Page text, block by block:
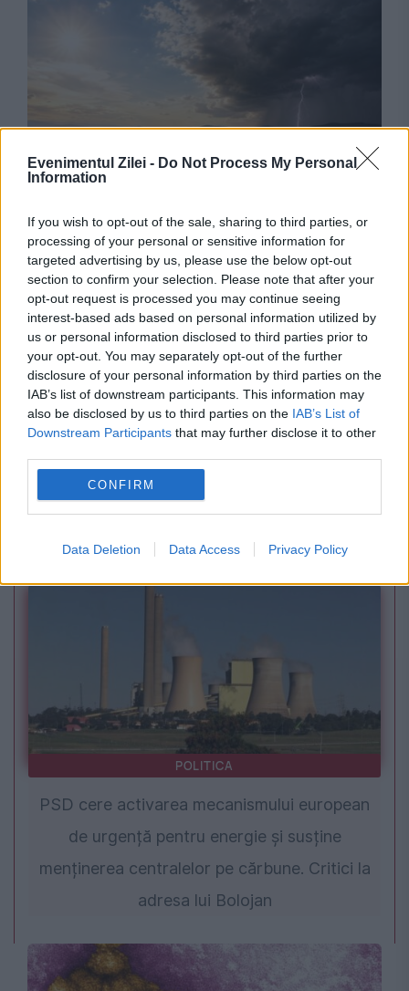
Evenimentul Zilei - Do Not Process My Personal
Information
If you wish to opt-out of the sale, sharing to third parties, or
processing of your personal or sensitive information for
targeted advertising by us, please use the below opt-out
section to confirm your selection. Please note that after your
opt-out request is processed you may continue seeing
interest-based ads based on personal information utilized by
us or personal information disclosed to third parties prior to
your opt-out. You may separately opt-out of the further
disclosure of your personal information by third parties on the
IAB’s list of downstream participants. This information may
also be disclosed by us to third parties on the IAB’s List of
Downstream Participants that may further disclose it to other
CONFIRM
Data Deletion Data Access Privacy Policy
VREMEA
anunță vreme capricioasă
OPINII EVZ
Aleea Teilor.
POLITICA
PSD cere activarea mecanismului european
de urgență pentru energie și susține
menținerea centralelor pe cărbune. Critici la
adresa lui Bolojan